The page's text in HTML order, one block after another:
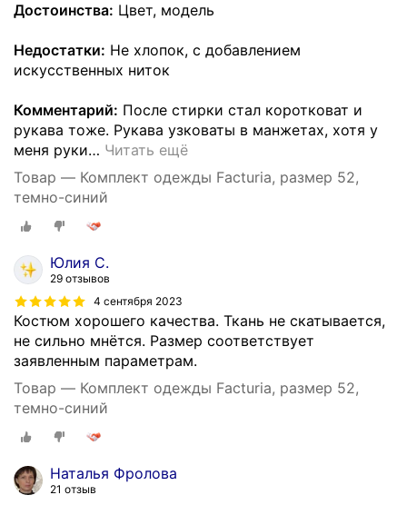
Достоинства: Цвет, модель
Недостатки: Не хлопок, с добавлением
искусственных ниток
Комментарий: После стирки стал коротковат и
рукава тоже. Рукава узковаты в манжетах, хотя у
меня руки… Читать ещё
Товар — Комплект одежды Facturia, размер 52,
темно-синий
Юлия С.
29 отзывов
4 сентября 2023
Костюм хорошего качества. Ткань не скатывается,
не сильно мнётся. Размер соответствует
заявленным параметрам.
Товар — Комплект одежды Facturia, размер 52,
темно-синий
Наталья Фролова
21 отзыв